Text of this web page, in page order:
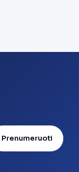
Prenumeruoti